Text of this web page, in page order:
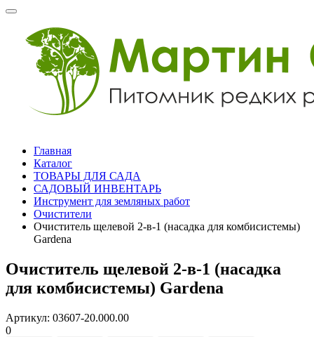
Главная
Каталог
ТОВАРЫ ДЛЯ САДА
САДОВЫЙ ИНВЕНТАРЬ
Инструмент для земляных работ
Очистители
Очиститель щелевой 2-в-1 (насадка для комбисистемы)
Gardena
Очиститель щелевой 2-в-1 (насадка
для комбисистемы) Gardena
Артикул: 03607-20.000.00
0